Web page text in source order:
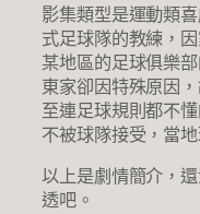
影集類型是運動類
式足球隊的教練，
某地區的足球俱樂
東家卻因特殊原因
至連足球規則都不
不被球隊接受，當
以上是劇情簡介，
透吧。